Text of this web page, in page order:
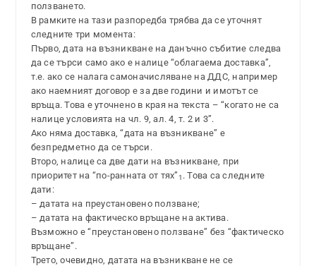
ползването.
В рамките на тази разпоредба трябва да се уточнят
следните три момента:
Първо, дата на възникване на данъчно събитие следва
да се търси само ако е налице “облагаема доставка”,
т.е. ако се налага самоначисляване на ДДС, например
ако наемният договор е за две години и имотът се
връща. Това е уточнено в края на текста – “когато не са
налице условията на чл. 9, ал. 4, т. 2 и 3”.
Ако няма доставка, “дата на възникване” е
безпредметно да се търси.
Второ, налице са две дати на възникване, при
приоритет на “по-ранната от тях” 1 . Това са следните
дати:
– датата на преустановено ползване;
– датата на фактическо връщане на актива.
Възможно е “преустановено ползване” без “фактическо
връщане”.
Трето, очевидно, датата на възникване не се